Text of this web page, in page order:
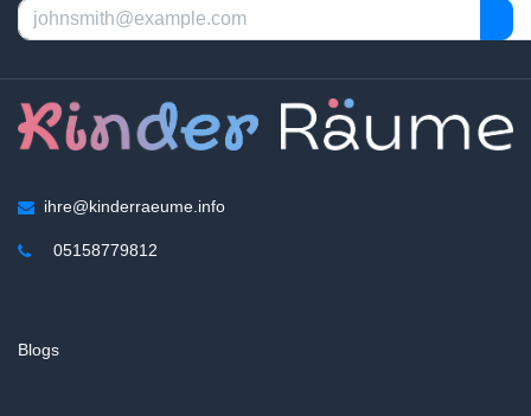
ihre@kinderraeume.info
05158779812
Blogs